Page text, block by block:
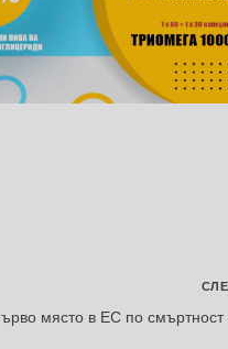
място в ЕС по смъртност